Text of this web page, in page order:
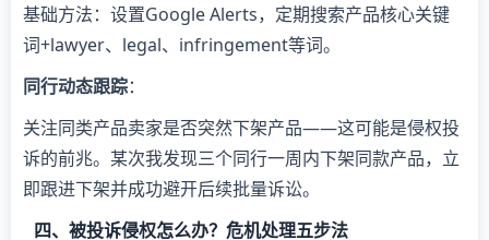
基础方法：设置Google Alerts，定期搜索产品核心关键
词+lawyer、legal、infringement等词。
​同行动态跟踪​​：
关注同类产品卖家是否突然下架产品——这可能是侵权投
诉的前兆。某次我发现三个同行一周内下架同款产品，立
即跟进下架并成功避开后续批量诉讼。
四、被投诉侵权怎么办？危机处理五步法